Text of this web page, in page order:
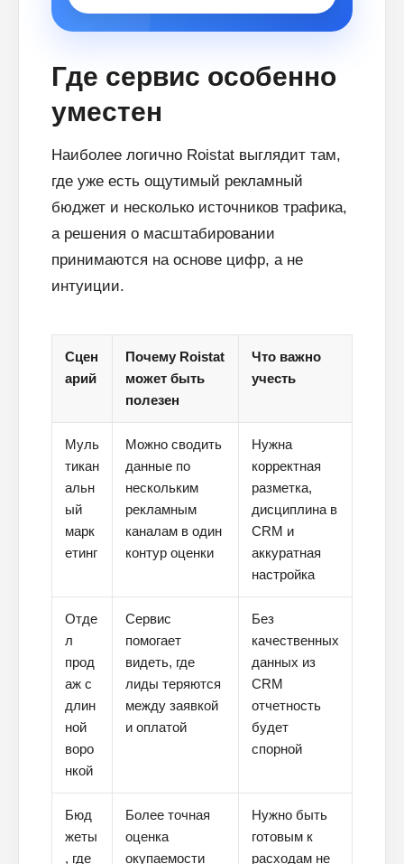
Где сервис особенно
уместен
Наиболее логично Roistat выглядит там,
где уже есть ощутимый рекламный
бюджет и несколько источников трафика,
а решения о масштабировании
принимаются на основе цифр, а не
интуиции.
Сцен
арий
Почему Roistat
может быть
полезен
Что важно
учесть
Муль
тикан
альн
ый
марк
етинг
Можно сводить
данные по
нескольким
рекламным
каналам в один
контур оценки
Нужна
корректная
разметка,
дисциплина в
CRM и
аккуратная
настройка
Отде
л
прод
аж с
длин
ной
воро
нкой
Сервис
помогает
видеть, где
лиды теряются
между заявкой
и оплатой
Без
качественных
данных из
CRM
отчетность
будет
спорной
Бюд
жеты
, где
Более точная
оценка
окупаемости
Нужно быть
готовым к
расходам не